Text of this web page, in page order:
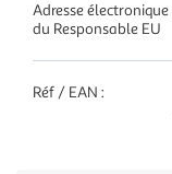
Adresse électronique
du Responsable EU
Réf / EAN :